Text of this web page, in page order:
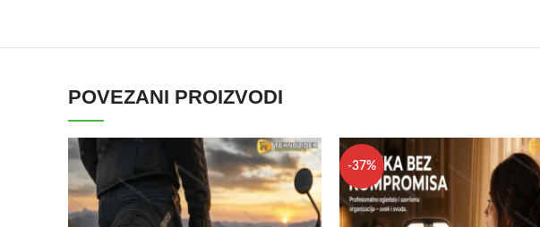
POVEZANI PROIZVODI
-37%